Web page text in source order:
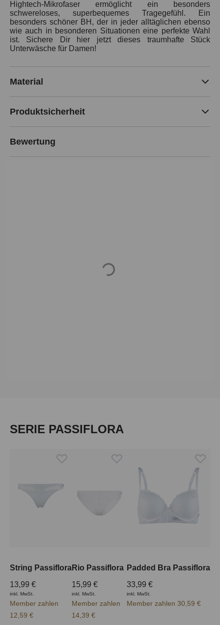
Hightech-Mikrofaser ermöglicht ein besonders
schwereloses, superbequemes Tragegefühl. Ein
besonders schöner BH, der in jeder alltäglichen ebenso
wie auch in besonderen Situationen eine perfekte Wahl
ist. Sichere Dir hier jetzt dieses traumhafte Stück
Unterwäsche für Damen!
Material
Produktsicherheit
Bewertung
Loading...
Produktgalerie überspringen
SERIE PASSIFLORA
String Passiflora
13,99 €
inkl. MwSt.
Member zahlen
12,59 €
Rio Passiflora
15,99 €
inkl. MwSt.
Member zahlen
14,39 €
Padded Bra Passiflora
33,99 €
inkl. MwSt.
Member zahlen 30,59 €